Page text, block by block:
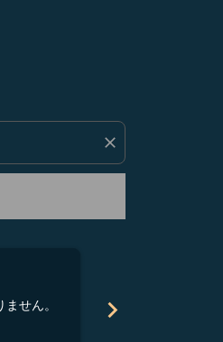
close
せん。
chevron_right